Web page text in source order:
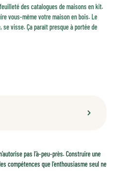
des catalogues de maisons en kit.
vous-même votre maison en bois. Le
se visse. Ça paraît presque à portée de
aux lourdes conséquences
pas l’à-peu-près. Construire une
compétences que l’enthousiasme seul ne